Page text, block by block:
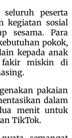
seluruh peserta
kegiatan sosial
sesama. Para
pokok,
kepada anak
fakir miskin di
pakaian
dalam
menit untuk
TikTok.